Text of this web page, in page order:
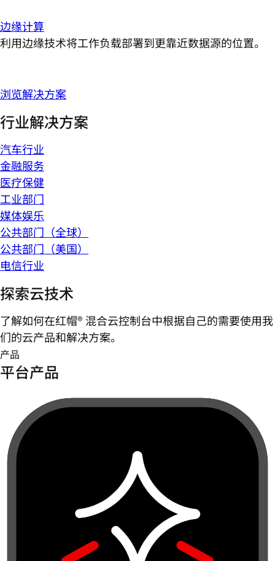
边缘计算
利用边缘技术将工作负载部署到更靠近数据源的位置。
浏览解决方案
行业解决方案
汽车行业
金融服务
医疗保健
工业部门
媒体娱乐
公共部门（全球）
公共部门（美国）
电信行业
探索云技术
了解如何在红帽® 混合云控制台中根据自己的需要使用我
们的云产品和解决方案。
产品
平台产品